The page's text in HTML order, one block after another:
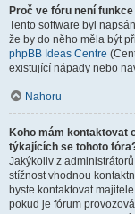
Proč ve fóru není funkce
Tento software byl
že by do něho měla být
phpBB Ideas Centre
existující nápady nebo
Nahoru
Koho mám kontaktovat
týkajících se tohoto
Jakýkoliv z
stížnost vhodnou
byste kontaktovat
pokud je fórum